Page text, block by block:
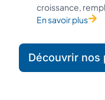
croissance,
En savoir plus
Découvrir nos